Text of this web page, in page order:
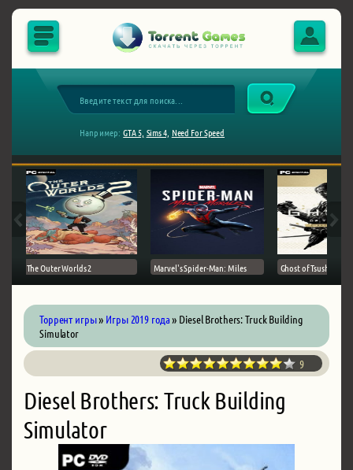
Например: GTA 5, Sims 4, Need For Speed
The Outer Worlds 2 Marvel's Spider-Man: Miles Ghost of Tsushima на
Торрент игры» Игры 2019 года» Diesel Brothers: Truck Building
Simulator
9
Diesel Brothers: Truck Building
Simulator